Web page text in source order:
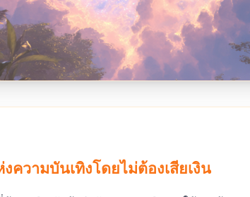
ความบันเทิงโดยไม่ต้องเสียเงิน